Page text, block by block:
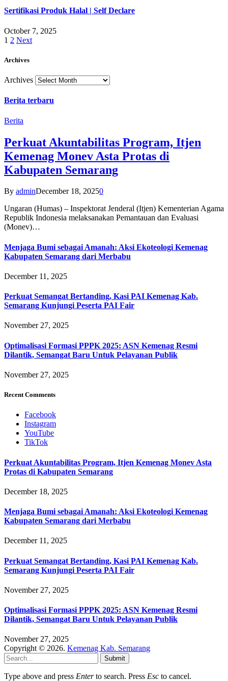
Sertifikasi Produk Halal | Self Declare
October 7, 2025
1 2 Next
Archives
Archives
Berita terbaru
Berita
Perkuat Akuntabilitas Program, Itjen
Kemenag Monev Asta Protas di
Kabupaten Semarang
By adminDecember 18, 20250
Ungaran (Humas) – Inspektorat Jenderal (Itjen) Kementerian Agama
Republik Indonesia melaksanakan Pemantauan dan Evaluasi
(Monev)…
Menjaga Bumi sebagai Amanah: Aksi Ekoteologi Kemenag
Kabupaten Semarang dari Merbabu
December 11, 2025
Perkuat Semangat Bertanding, Kasi PAI Kemenag Kab.
Semarang Kunjungi Peserta PAI Fair
November 27, 2025
Optimalisasi Formasi PPPK 2025: ASN Kemenag Resmi
Dilantik, Semangat Baru Untuk Pelayanan Publik
November 27, 2025
Recent Comments
Facebook
Instagram
YouTube
TikTok
Perkuat Akuntabilitas Program, Itjen Kemenag Monev Asta
Protas di Kabupaten Semarang
December 18, 2025
Menjaga Bumi sebagai Amanah: Aksi Ekoteologi Kemenag
Kabupaten Semarang dari Merbabu
December 11, 2025
Perkuat Semangat Bertanding, Kasi PAI Kemenag Kab.
Semarang Kunjungi Peserta PAI Fair
November 27, 2025
Optimalisasi Formasi PPPK 2025: ASN Kemenag Resmi
Dilantik, Semangat Baru Untuk Pelayanan Publik
November 27, 2025
Copyright © 2026. Kemenag Kab. Semarang
Submit
Type above and press Enterto search. Press Esc to cancel.